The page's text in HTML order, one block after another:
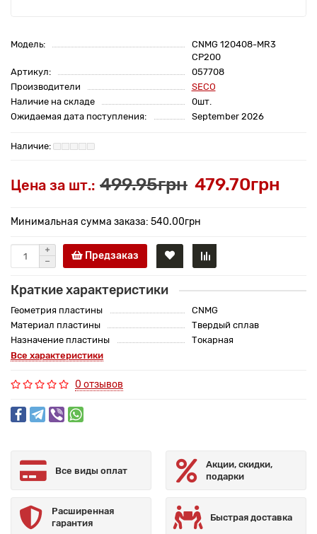
Модель:
CNMG 120408-MR3
CP200
Артикул:
057708
Производители
SECO
Наличие на складе
0шт.
Ожидаемая дата поступления:
September 2026
Цена за шт.: 499.95грн 479.70грн
Минимальная сумма заказа: 540.00грн
Предзаказ
Краткие характеристики
Геометрия пластины
CNMG
Материал пластины
Твердый сплав
Назначение пластины
Токарная
Все характеристики
0 отзывов
Все виды оплат
Акции, скидки,
подарки
Расширенная
гарантия
Быстрая доставка